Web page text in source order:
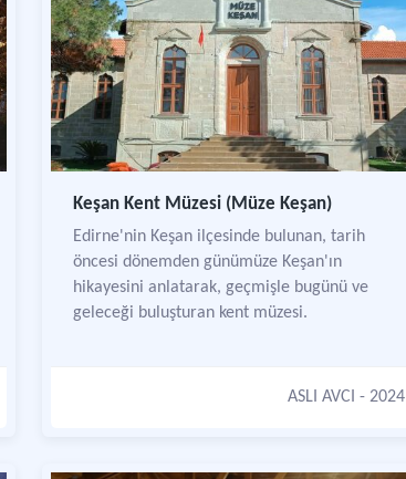
Keşan Kent Müzesi (Müze Keşan)
Edirne'nin Keşan ilçesinde bulunan, tarih
öncesi dönemden günümüze Keşan'ın
hikayesini anlatarak, geçmişle bugünü ve
geleceği buluşturan kent müzesi.
ASLI AVCI - 2024